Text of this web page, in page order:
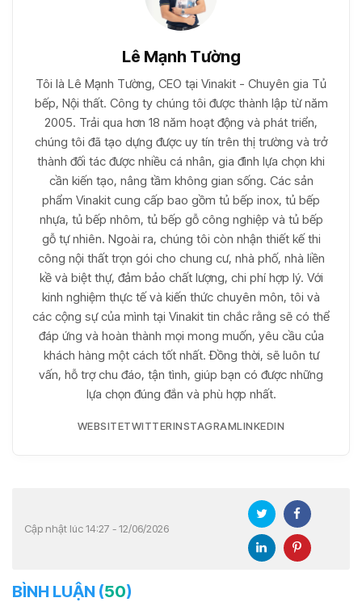
Lê Mạnh Tường
Tôi là Lê Mạnh Tường, CEO tại Vinakit - Chuyên gia Tủ
bếp, Nội thất. Công ty chúng tôi được thành lập từ năm
2005. Trải qua hơn 18 năm hoạt động và phát triển,
chúng tôi đã tạo dựng được uy tín trên thị trường và trở
thành đối tác được nhiều cá nhân, gia đình lựa chọn khi
cần kiến tạo, nâng tầm không gian sống. Các sản
phẩm Vinakit cung cấp bao gồm tủ bếp inox, tủ bếp
nhựa, tủ bếp nhôm, tủ bếp gỗ công nghiệp và tủ bếp
gỗ tự nhiên. Ngoài ra, chúng tôi còn nhận thiết kế thi
công nội thất trọn gói cho chung cư, nhà phố, nhà liền
kề và biệt thự, đảm bảo chất lượng, chi phí hợp lý. Với
kinh nghiệm thực tế và kiến thức chuyên môn, tôi và
các cộng sự của mình tại Vinakit tin chắc rằng sẽ có thể
đáp ứng và hoàn thành mọi mong muốn, yêu cầu của
khách hàng một cách tốt nhất. Đồng thời, sẽ luôn tư
vấn, hỗ trợ chu đáo, tận tình, giúp bạn có được những
lựa chọn đúng đắn và phù hợp nhất.
WEBSITETWITTERINSTAGRAMLINKEDIN
Cập nhật lúc 14:27 - 12/06/2026
BÌNH LUẬN (50)